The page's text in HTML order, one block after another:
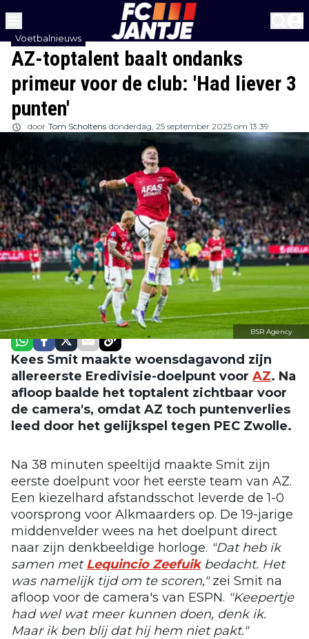
AZ-toptalent baalt ondanks
primeur voor de club: 'Had liever 3
punten'
Voetbalnieuws
door Tom Scholtens donderdag, 25 september 2025 om 13:39
BSR Agency
Kees Smit maakte woensdagavond zijn
allereerste Eredivisie-doelpunt voor AZ. Na
afloop baalde het toptalent zichtbaar voor
de camera's, omdat AZ toch puntenverlies
leed door het gelijkspel tegen PEC Zwolle.
Na 38 minuten speeltijd maakte Smit zijn
eerste doelpunt voor het eerste team van AZ.
Een kiezelhard afstandsschot leverde de 1-0
voorsprong voor Alkmaarders op. De 19-jarige
middenvelder wees na het doelpunt direct
naar zijn denkbeeldige horloge. "Dat heb ik
samen metLequincio Zeefuikbedacht. Het
was namelijk tijd om te scoren,"zei Smit na
afloop voor de camera's van ESPN. "Keepertje
had wel wat meer kunnen doen, denk ik.
Maar ik ben blij dat hij hem niet pakt."